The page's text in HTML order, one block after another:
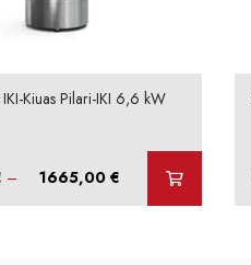
IKI-Kiuas Pilari-IKI 6,6 kW
– 1665,00€ Hintaluokka: